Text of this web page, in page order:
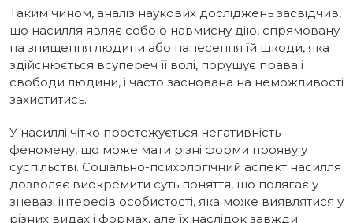
Таким чином, аналіз наукових досліджень засвідчив,
що насилля являє собою навмисну дію, спрямовану
на знищення людини або нанесення їй шкоди, яка
здійснюється всупереч її волі, порушує права і
свободи людини, і часто заснована на неможливості
захиститись.
У насиллі чітко простежується негативність
феномену, що може мати різні форми прояву у
суспільстві. Соціально-психологічний аспект насилля
дозволяє виокремити суть поняття, що полягає у
зневазі інтересів особистості, яка може виявлятися у
різних видах і формах, але їх наслідок завжди